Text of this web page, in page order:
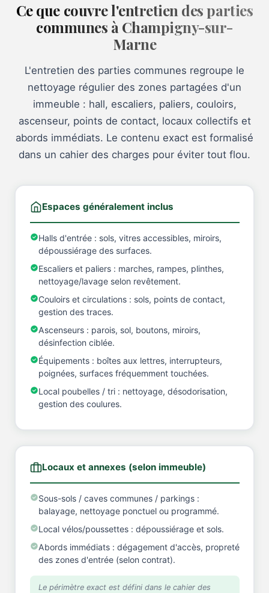
Ce que couvre l'entretien des parties
communes à Champigny-sur-
Marne
L'entretien des parties communes regroupe le
nettoyage régulier des zones partagées d'un
immeuble : hall, escaliers, paliers, couloirs,
ascenseur, points de contact, locaux collectifs et
abords immédiats. Le contenu exact est formalisé
dans un cahier des charges pour éviter tout flou.
Espaces généralement inclus
Halls d'entrée : sols, vitres accessibles, miroirs,
dépoussiérage des surfaces.
Escaliers et paliers : marches, rampes, plinthes,
nettoyage/lavage selon revêtement.
Couloirs et circulations : sols, points de contact,
gestion des traces.
Ascenseurs : parois, sol, boutons, miroirs,
désinfection ciblée.
Équipements : boîtes aux lettres, interrupteurs,
poignées, surfaces fréquemment touchées.
Local poubelles / tri : nettoyage, désodorisation,
gestion des coulures.
Locaux et annexes (selon immeuble)
Sous-sols / caves communes / parkings :
balayage, nettoyage ponctuel ou programmé.
Local vélos/poussettes : dépoussiérage et sols.
Abords immédiats : dégagement d'accès, propreté
des zones d'entrée (selon contrat).
Le périmètre exact est défini dans le cahier des